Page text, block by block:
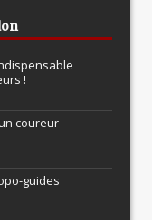
!
coureur
guides